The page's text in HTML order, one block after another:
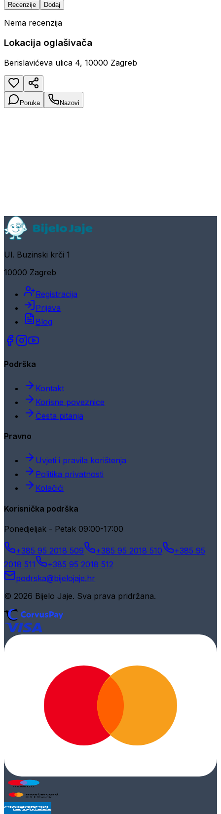
Recenzije Dodaj
Nema recenzija
Lokacija oglašivača
Berislavićeva ulica 4, 10000 Zagreb
Poruka Nazovi
Ul. Buzinski krči 1
10000 Zagreb
Registracija
Prijava
Blog
Podrška
Kontakt
Korisne poveznice
Česta pitanja
Pravno
Uvjeti i pravila korištenja
Politika privatnosti
Kolačići
Korisnička podrška
Ponedjeljak - Petak 09:00-17:00
+385 95 2018 509 +385 95 2018 510
+385 95
2018 511
+385 95 2018 512
podrska@bijelojaje.hr
© 2026 Bijelo Jaje. Sva prava pridržana.